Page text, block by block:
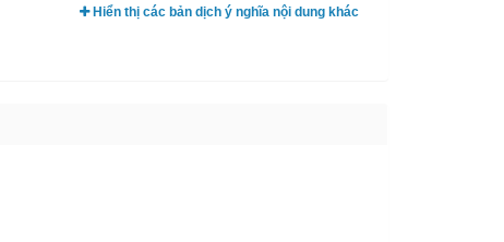
Hiển thị các bản dịch ý nghĩa nội dung khác